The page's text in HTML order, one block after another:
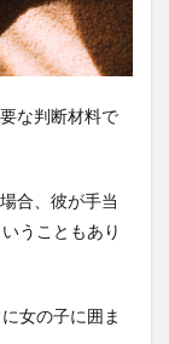
な判断材料で
合、彼が手当
うこともあり
女の子に囲ま